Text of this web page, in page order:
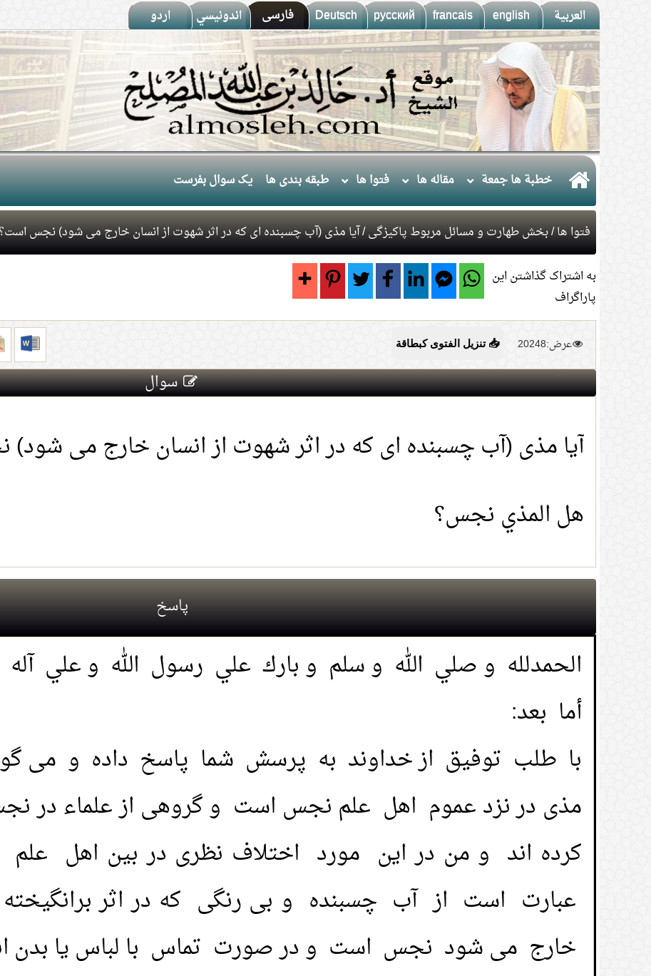
العربية english
francais
русский
Deutsch فارسى اندونيسي اردو
خطبة ها جمعة مقاله ها فتوا ها طبقه بندی ها یک سوال بفرست
فتوا ها/بخش طهارت و مسائل مربوط پاکیزگی/ آیا مذی (آب چسبنده ای که در اثر شهوت از انسان خارج می شود) نجس
به اشتراک گذاشتن این
پاراگراف
عرض:20248 📥 تنزيل الفتوى كبطاقة
سوال
آیا مذی (آب چسبنده ای که در اثر شهوت از انسان خارج می
هل المذي نجس؟
پاسخ
الحمدلله و صلي الله و سلم و بارك علي رسول الله و علي
أما بعد:
با طلب توفيق از خداوند به پرسش شما پاسخ داده و می
مذی در نزد عموم اهل علم نجس است و گروهی از علماء در
کرده اند و من در این مورد اختلاف نظری در بین اهل علم
عبارت است از آب چسبنده و بی رنگی که در اثر
خارج می شود نجس است و در صورت تماس با لباس یا بدن